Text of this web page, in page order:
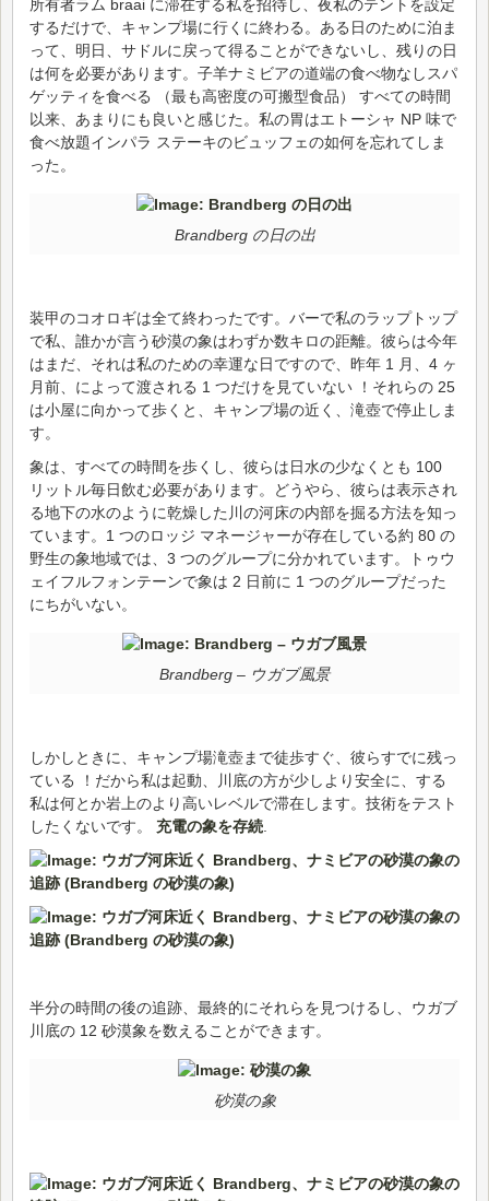
所有者ラム braai に滞在する私を招待し、夜私のテントを設定
するだけで、キャンプ場に行くに終わる。ある日のために泊ま
って、明日、サドルに戻って得ることができないし、残りの日
は何を必要があります。子羊ナミビアの道端の食べ物なしスパ
ゲッティを食べる （最も高密度の可搬型食品） すべての時間
以来、あまりにも良いと感じた。私の胃はエトーシャ NP 味で
食べ放題インパラ ステーキのビュッフェの如何を忘れてしま
った。
Brandberg の日の出
装甲のコオロギは全て終わったです。バーで私のラップトップ
で私、誰かが言う砂漠の象はわずか数キロの距離。彼らは今年
はまだ、それは私のための幸運な日ですので、昨年 1 月、4 ヶ
月前、によって渡される 1 つだけを見ていない ！それらの 25
は小屋に向かって歩くと、キャンプ場の近く、滝壺で停止しま
す。
象は、すべての時間を歩くし、彼らは日水の少なくとも 100
リットル毎日飲む必要があります。どうやら、彼らは表示され
る地下の水のように乾燥した川の河床の内部を掘る方法を知っ
ています。1 つのロッジ マネージャーが存在している約 80 の
野生の象地域では、3 つのグループに分かれています。トゥウ
ェイフルフォンテーンで象は 2 日前に 1 つのグループだった
にちがいない。
Brandberg – ウガブ風景
しかしときに、キャンプ場滝壺まで徒歩すぐ、彼らすでに残っ
ている ！だから私は起動、川底の方が少しより安全に、する
私は何とか岩上のより高いレベルで滞在します。技術をテスト
したくないです。 充電の象を存続.
半分の時間の後の追跡、最終的にそれらを見つけるし、ウガブ
川底の 12 砂漠象を数えることができます。
砂漠の象